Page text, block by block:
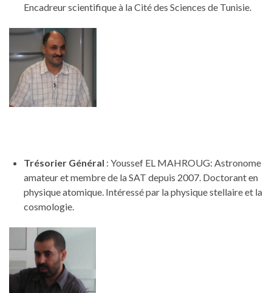
Encadreur scientifique à la Cité des Sciences de Tunisie.
Trésorier Général : Youssef EL MAHROUG: Astronome
amateur et membre de la SAT depuis 2007. Doctorant en
physique atomique. Intéressé par la physique stellaire et la
cosmologie.